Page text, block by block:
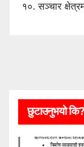
१०.सञ्चार
छुटाउनुभयो कि?